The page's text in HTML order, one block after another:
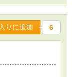
りに追加 6